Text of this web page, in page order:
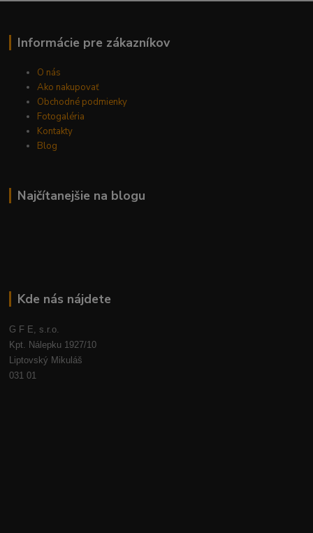
Informácie pre zákazníkov
O nás
Ako nakupovať
Obchodné podmienky
Fotogaléria
Kontakty
Blog
Najčítanejšie na blogu
Kde nás nájdete
G F E, s.r.o.
Kpt. Nálepku 1927/10
Liptovský Mikuláš
031 01